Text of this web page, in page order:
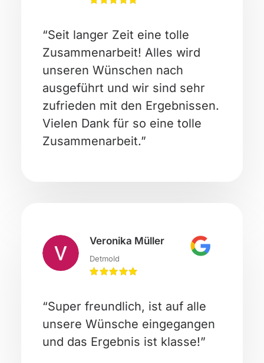
“Seit langer Zeit eine tolle
Zusammenarbeit! Alles wird
unseren Wünschen nach
ausgeführt und wir sind sehr
zufrieden mit den Ergebnissen.
Vielen Dank für so eine tolle
Zusammenarbeit.”
Veronika Müller
Detmold
“Super freundlich, ist auf alle
unsere Wünsche eingegangen
und das Ergebnis ist klasse!”